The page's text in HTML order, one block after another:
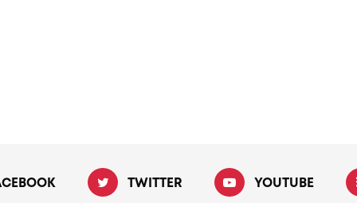
TWITTER YOUTUBE